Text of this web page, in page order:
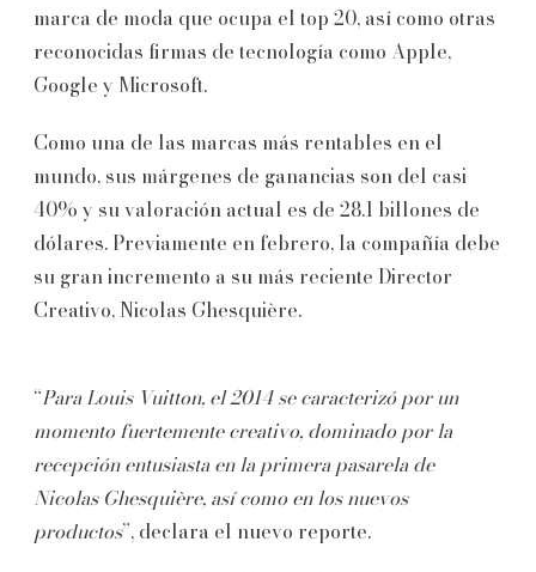
marca de moda que ocupa el top 20, así como otras
reconocidas firmas de tecnología como Apple,
Google y Microsoft.
Como una de las marcas más rentables en el
mundo, sus márgenes de ganancias son del casi
40% y su valoración actual es de 28.1 billones de
dólares. Previamente en febrero, la compañía debe
su gran incremento a su más reciente Director
Creativo, Nicolas Ghesquière.
“Para Louis Vuitton, el 2014 se caracterizó por un
momento fuertemente creativo, dominado por la
recepción entusiasta en la primera pasarela de
Nicolas Ghesquière, así como en los nuevos
productos”, declara el nuevo reporte.